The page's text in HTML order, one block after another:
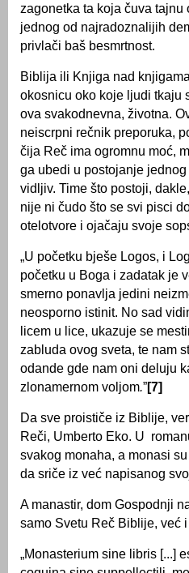
zagonetka ta koja čuva
jednog od najradoznalijih
privlači baš besmrtnost.
Biblija ili Knjiga nad
okosnicu oko koje ljudi tkaju
ova svakodnevna, životna.
neiscrpni rečnik preporuka,
čija Reč ima ogromnu moć,
ga ubedi u postojanje
vidljiv. Time što postoji,
nije ni čudo što se svi pisci
otelotvore i ojačaju svoje
„U početku bješe Logos, i
početku u Boga i zadatak je
smerno ponavlja jedini
neosporno istinit. No sad
licem u lice, ukazuje se
zabluda ovog sveta, te nam
odande gde nam oni deluju
zlonamernom voljom.”[7]
Da sve proističe iz Biblije,
Reči, Umberto Eko. U
svakog monaha, a monasi
da sriče iz već napisanog
A manastir, dom Gospodnji
samo Svetu Reč Biblije, već
„Monasterium sine libris [...]